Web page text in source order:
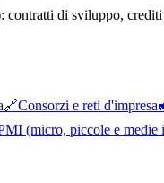
di sviluppo,
🔗Consorzi e reti d'impresa
(micro, piccole e medie